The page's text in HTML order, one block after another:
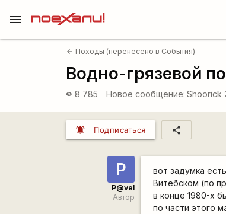
menu
arrow_back Походы (перенесено в События)
Водно-грязевой
visibility 8 785 Новое сообщение: Shoorick
notifications_active Подписаться share
P
P@vel
Автор
вот задумка
Витебском (по
в конце 1980-х
по части этого